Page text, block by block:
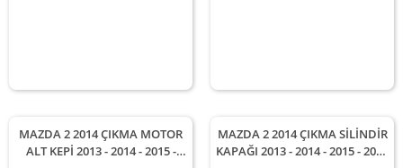
MAZDA 2 2014 ÇIKMA MOTOR
ALT KEPİ 2013 - 2014 - 2015 -
MAZDA 2 2014 ÇIKMA SİLİNDİR
KAPAĞI 2013 - 2014 - 2015 - 2016